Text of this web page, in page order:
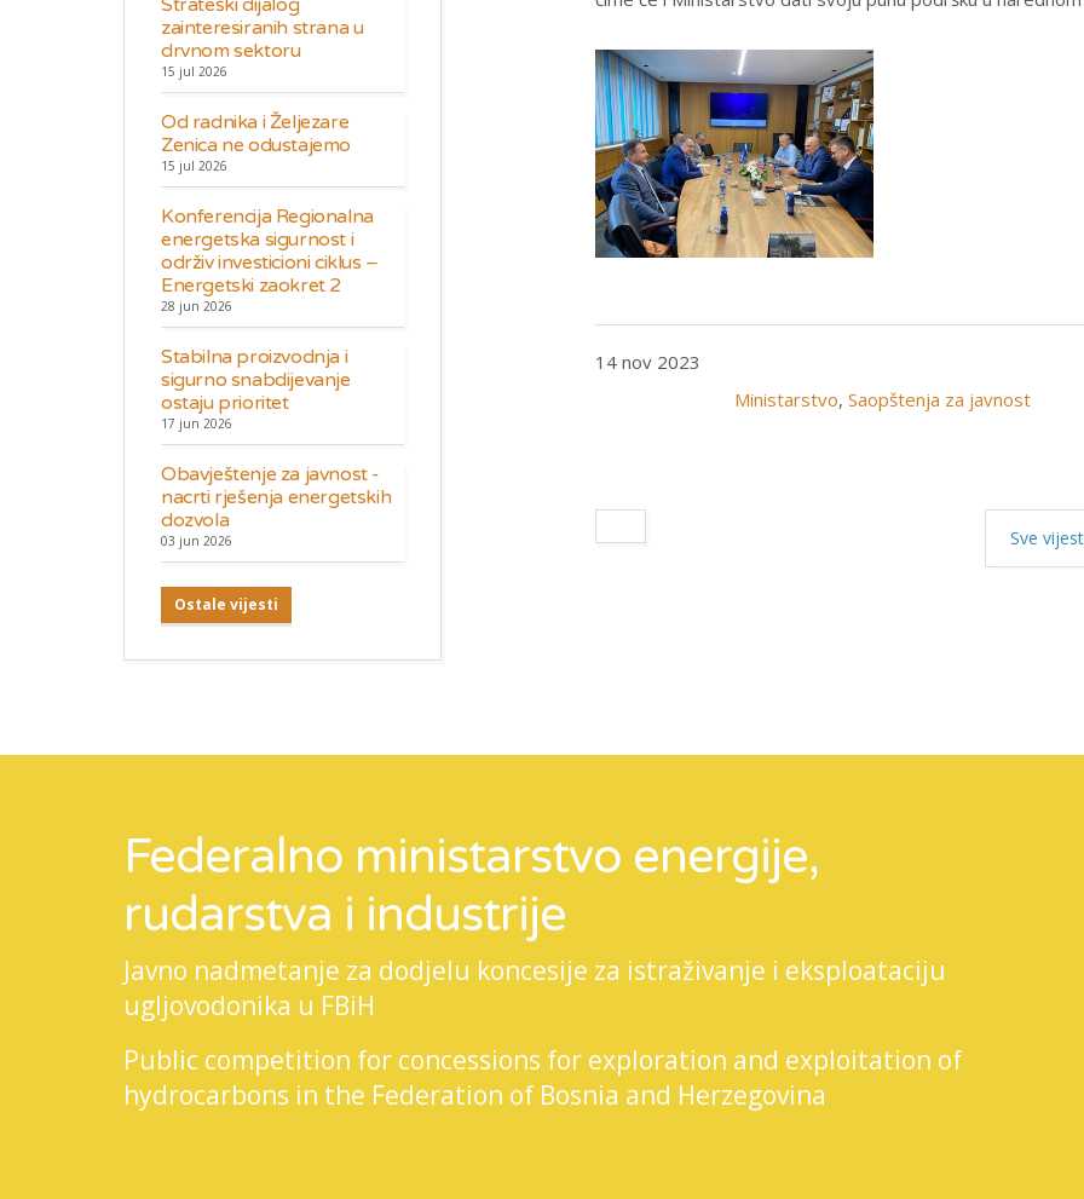
14 nov 2023
Ministarstvo, Saopštenja za javnost
Sve
Strateški dijalog
zainteresiranih strana u
drvnom sektoru
15 jul 2026
Od radnika i Željezare
Zenica ne odustajemo
15 jul 2026
Konferencija Regionalna
energetska sigurnost i
održiv investicioni ciklus –
Energetski zaokret 2
28 jun 2026
Stabilna proizvodnja i
sigurno snabdijevanje
ostaju prioritet
17 jun 2026
Obavještenje za javnost -
nacrti rješenja energetskih
dozvola
03 jun 2026
Ostale vijesti
Federalno ministarstvo energije,
rudarstva i industrije
Javno nadmetanje za dodjelu koncesije za istraživanje i eksploataciju
ugljovodonika u FBiH
Public competition for concessions for exploration and exploitation of
hydrocarbons in the Federation of Bosnia and Herzegovina